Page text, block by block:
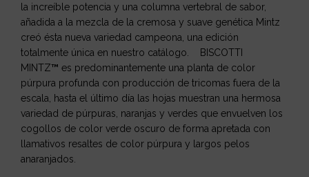
la increíble potencia y una columna vertebral de sabor,
añadida a la mezcla de la cremosa y suave genética Mintz
creó ésta nueva variedad campeona, una edición
totalmente única en nuestro catálogo. BISCOTTI
MINTZ™ es predominantemente una planta de color
púrpura profunda con producción de tricomas fuera de la
escala, hasta el último día las hojas muestran una hermosa
variedad de púrpuras, naranjas y verdes que envuelven los
cogollos de color verde oscuro de forma apretada con
llamativos resaltes de color púrpura y largos pelos
anaranjados.